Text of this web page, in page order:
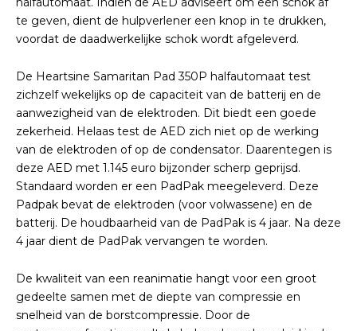
te geven, dient de hulpverlener een knop in te drukken,
voordat de daadwerkelijke schok wordt afgeleverd.
De Heartsine Samaritan Pad 350P halfautomaat test
zichzelf wekelijks op de capaciteit van de batterij en de
aanwezigheid van de elektroden. Dit biedt een goede
zekerheid. Helaas test de AED zich niet op de werking
van de elektroden of op de condensator. Daarentegen is
deze AED met 1.145 euro bijzonder scherp geprijsd.
Standaard worden er een PadPak meegeleverd. Deze
Padpak bevat de elektroden (voor volwassene) en de
batterij. De houdbaarheid van de PadPak is 4 jaar. Na deze
4 jaar dient de PadPak vervangen te worden.
De kwaliteit van een reanimatie hangt voor een groot
gedeelte samen met de diepte van compressie en
snelheid van de borstcompressie. Door de